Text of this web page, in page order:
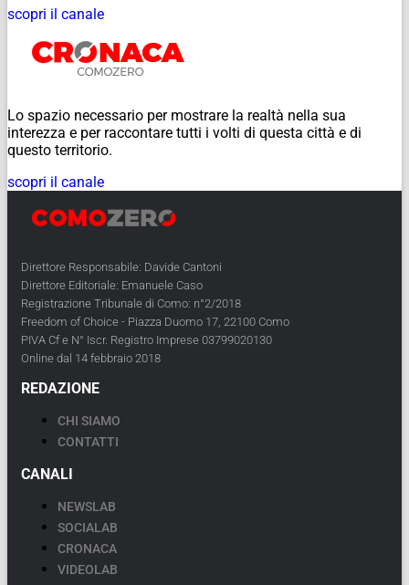
scopri il canale
Lo spazio necessario per mostrare la realtà nella sua
interezza e per raccontare tutti i volti di questa città e di
questo territorio.
scopri il canale
Direttore Responsabile: Davide Cantoni
Direttore Editoriale: Emanuele Caso
Registrazione Tribunale di Como: n°2/2018
Freedom of Choice - Piazza Duomo 17, 22100 Como
PIVA Cf e N° Iscr. Registro Imprese 03799020130
Online dal 14 febbraio 2018
REDAZIONE
CHI SIAMO
CONTATTI
CANALI
NEWSLAB
SOCIALAB
CRONACA
VIDEOLAB